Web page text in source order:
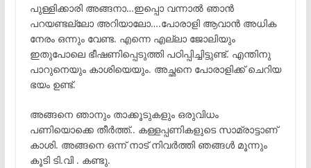
പുള്ളിക്കാരി അങ്ങനാ…ഇപ്പൊ വന്നാൽ ഞാൻ
പറയണ്ടല്ലോ അറിയാലോ….പോരാളി ആവാൻ അധിക
നേരം ഒന്നും വേണ്ട. എന്നെ എല്ലാ ജോലിയും
ഇതുപോലെ ഭീഷണിപ്പെടുത്തി പഠിപ്പിച്ചിട്ടുണ്ട്. എന്തിനു
പാറുനെയും കാശിയെയും. അച്ഛനെ പോരാളിക്ക് ചെറിയ
ഭയം ഉണ്ട്.
അങ്ങനെ ഞാനും താക്കൂടുകളും ഒരുവിധം
പണിയൊക്കെ തീർത്ത്.. കള്ളപ്പണികളുടെ സാമ്രാട്ടാണ്
കാശി. അങ്ങനെ ഒന്ന് നാട് നിവർത്തി ഞങ്ങൾ മൂന്നും
കൂടി ടി.വി . കണ്ടു.